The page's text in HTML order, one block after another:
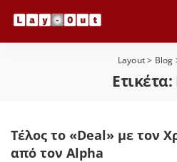
Layout> Blog
Ετικέτα:
Τέλος το «Deal» με τον
από τον Alpha